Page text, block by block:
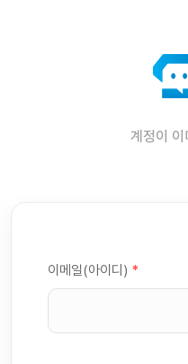
계정이
이메일(아이디) *